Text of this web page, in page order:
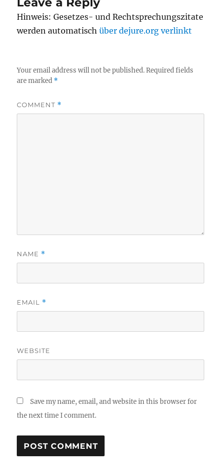
Hinweis: Gesetzes- und Rechtsprechungszitate
werden automatischüber dejure.org verlinkt
Your email address will not be published. Required fields
are marked *
COMMENT *
NAME *
EMAIL *
WEBSITE
Save my name, email, and website in this browser for
the next time I comment.